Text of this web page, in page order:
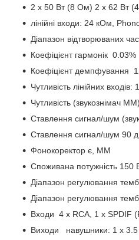
2 х 50 Вт (8 Ом) 2 х 62 Вт
лінійні входи: 24 кОм,
Діапазон відтворюваних
Коефіцієнт гармонік 0.03%
Коефіцієнт демпфування
Чутливість лінійних
Чутливість (звукознімач
Ставлення сигнал/шум
Ставлення сигнал/шум 90
Фонокоректор є, ММ
Споживана потужність 150
Діапазон регулювання
Діапазон регулювання
Входи 4 x RCA, 1 х SPDIF
Виходи навушники: 1 x 3.5